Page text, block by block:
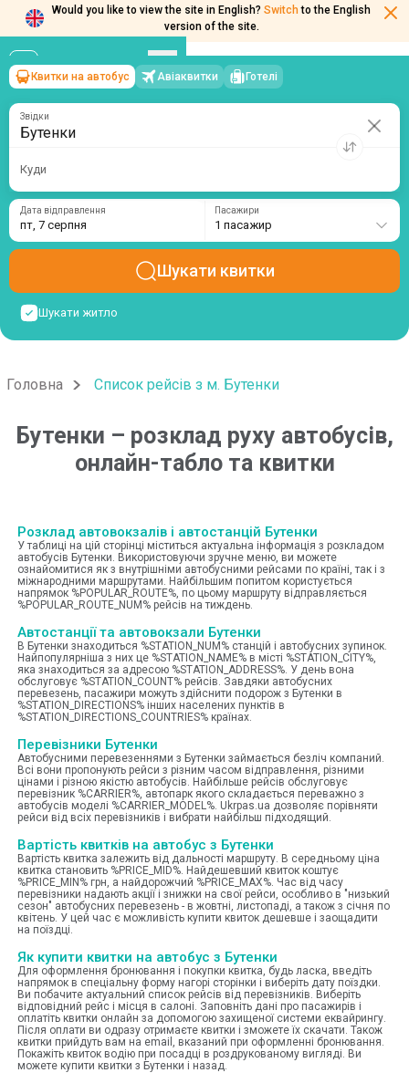
Would you like to view the site in English? Switch to the English
version of the site.
Бутенки→
пт, 7 серпня/1 пасажир
Квитки на автобус Авіаквитки Готелі
Звідки
Куди
Дата відправлення
пт, 7 серпня
Пасажири
1 пасажир
Шукати квитки
Шукати житло
Головна Список рейсів з м. Бутенки
Бутенки – розклад руху автобусів,
онлайн-табло та квитки
Розклад автовокзалів і автостанцій Бутенки
У таблиці на цій сторінці міститься актуальна інформація з розкладом
автобусів Бутенки. Використовуючи зручне меню, ви можете
ознайомитися як з внутрішніми автобусними рейсами по країні, так і з
міжнародними маршрутами. Найбільшим попитом користується
напрямок %POPULAR_ROUTE%, по цьому маршруту відправляється
%POPULAR_ROUTE_NUM% рейсів на тиждень.
Автостанції та автовокзали Бутенки
В Бутенки знаходиться %STATION_NUM% станцій і автобусних зупинок.
Найпопулярніша з них це %STATION_NAME% в місті %STATION_CITY%,
яка знаходиться за адресою %STATION_ADDRESS%. У день вона
обслуговує %STATION_COUNT% рейсів. Завдяки автобусних
перевезень, пасажири можуть здійснити подорож з Бутенки в
%STATION_DIRECTIONS% інших населених пунктів в
%STATION_DIRECTIONS_COUNTRIES% країнах.
Перевізники Бутенки
Автобусними перевезеннями з Бутенки займається безліч компаний.
Всі вони пропонують рейси з різним часом відправлення, різними
цінами і різною якістю автобусів. Найбільше рейсів обслуговує
перевізник %CARRIER%, автопарк якого складається переважно з
автобусів моделі %CARRIER_MODEL%. Ukrpas.ua дозволяє порівняти
рейси від всіх перевізників і вибрати найбільш підходящий.
Вартість квитків на автобус з Бутенки
Вартість квитка залежить від дальності маршруту. В середньому ціна
квитка становить %PRICE_MID%. Найдешевший квиток коштує
%PRICE_MIN% грн, а найдорожчий %PRICE_MAX%. Час від часу
перевізники надають акції і знижки на свої рейси, особливо в "низький
сезон" автобусних перевезень - в жовтні, листопаді, а також з січня по
квітень. У цей час є можливість купити квиток дешевше і заощадити
на поїздці.
Як купити квитки на автобус з Бутенки
Для оформлення бронювання і покупки квитка, будь ласка, введіть
напрямок в спеціальну форму нагорі сторінки і виберіть дату поїздки.
Ви побачите актуальний список рейсів від перевізників. Виберіть
відповідний рейс і місця в салоні. Заповніть дані про пасажирів і
оплатіть квитки онлайн за допомогою захищеної системи еквайрингу.
Після оплати ви одразу отримаєте квитки і зможете їх скачати. Також
квитки прийдуть вам на email, вказаний при оформленні бронювання.
Покажіть квиток водію при посадці в роздрукованому вигляді. Ви
можете купити квитки з Бутенки і назад.